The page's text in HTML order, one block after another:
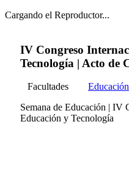
Cargando el Reproductor...
IV Congreso
Tecnología | Acto de
Facultades
Educación
Semana de Educación | IV
Educación y Tecnología